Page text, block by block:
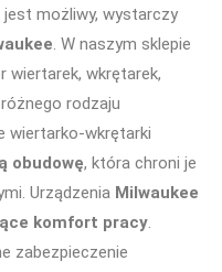
możliwy, wystarczy
. W naszym sklepie
wiertarek, wkrętarek,
rodzaju
wiertarko-wkrętarki
obudowę, która chroni je
Urządzenia Milwaukee
komfort pracy.
zabezpieczenie